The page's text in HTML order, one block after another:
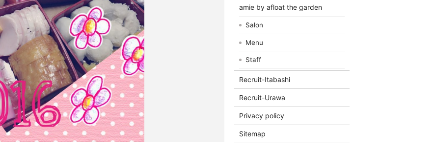
amie by afloat the garden
Salon
Menu
Staff
Recruit-Itabashi
Recruit-Urawa
Privacy policy
Sitemap